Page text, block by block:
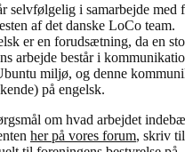
selvfølgelig i samarbejde med
af det danske LoCo team.
er en forudsætning, da en
arbejde består i
miljø, og denne
på engelsk.
om hvad arbejdet
her på vores forum, skriv